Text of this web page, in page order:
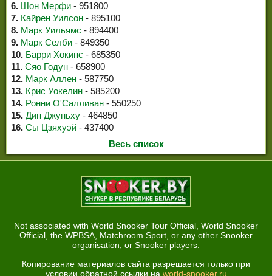
6. Шон Мерфи - 951800
7. Кайрен Уилсон - 895100
8. Марк Уильямс - 894400
9. Марк Селби - 849350
10. Барри Хокинс - 685350
11. Сяо Годун - 658900
12. Марк Аллен - 587750
13. Крис Уокелин - 585200
14. Ронни О'Салливан - 550250
15. Дин Джуньху - 464850
16. Сы Цзяхуэй - 437400
Весь список
Not associated with World Snooker Tour Official, World Snooker
Official, the WPBSA, Matchroom Sport, or any other Snooker
organisation, or Snooker players.
Копирование материалов сайта разрешается только при
условии обратной ссылки на world-snooker.ru